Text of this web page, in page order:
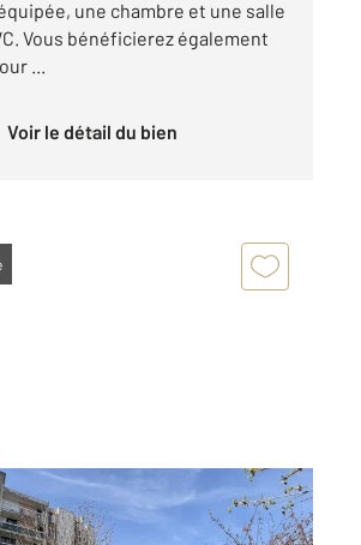
une chambre et une salle
Vous bénéficierez également
...
Voir le détail du bien